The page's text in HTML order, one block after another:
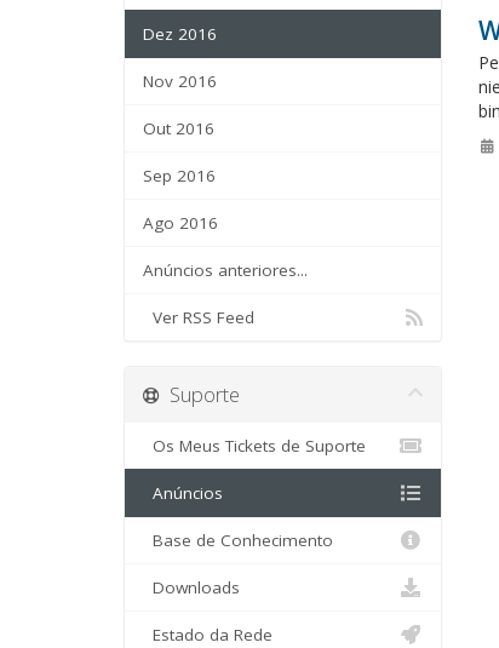
Dez 2016
Nov 2016
Out 2016
Sep 2016
Ago 2016
Anúncios anteriores...
Ver RSS Feed
Suporte
Os Meus Tickets de Suporte
Anúncios
Base de Conhecimento
Downloads
Estado da Rede